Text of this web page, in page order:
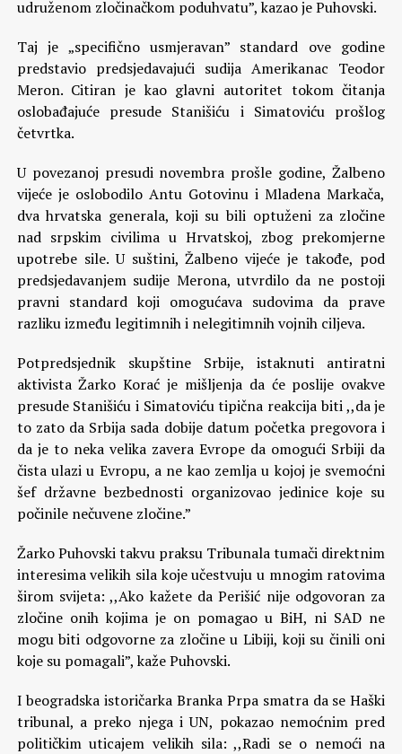
udruženom zločinačkom poduhvatu”, kazao je Puhovski.
Taj je „specifično usmjeravan” standard ove godine
predstavio predsjedavajući sudija Amerikanac Teodor
Meron. Citiran je kao glavni autoritet tokom čitanja
oslobađajuće presude Stanišiću i Simatoviću prošlog
četvrtka.
U povezanoj presudi novembra prošle godine, Žalbeno
vijeće je oslobodilo Antu Gotovinu i Mladena Markača,
dva hrvatska generala, koji su bili optuženi za zločine
nad srpskim civilima u Hrvatskoj, zbog prekomjerne
upotrebe sile. U suštini, Žalbeno vijeće je takođe, pod
predsjedavanjem sudije Merona, utvrdilo da ne postoji
pravni standard koji omogućava sudovima da prave
razliku između legitimnih i nelegitimnih vojnih ciljeva.
Potpredsjednik skupštine Srbije, istaknuti antiratni
aktivista Žarko Korać je mišljenja da će poslije ovakve
presude Stanišiću i Simatoviću tipična reakcija biti ,,da je
to zato da Srbija sada dobije datum početka pregovora i
da je to neka velika zavera Evrope da omogući Srbiji da
čista ulazi u Evropu, a ne kao zemlja u kojoj je svemoćni
šef državne bezbednosti organizovao jedinice koje su
počinile nečuvene zločine.”
Žarko Puhovski takvu praksu Tribunala tumači direktnim
interesima velikih sila koje učestvuju u mnogim ratovima
širom svijeta: ,,Ako kažete da Perišić nije odgovoran za
zločine onih kojima je on pomagao u BiH, ni SAD ne
mogu biti odgovorne za zločine u Libiji, koji su činili oni
koje su pomagali”, kaže Puhovski.
I beogradska istoričarka Branka Prpa smatra da se Haški
tribunal, a preko njega i UN, pokazao nemoćnim pred
političkim uticajem velikih sila: ,,Radi se o nemoći na